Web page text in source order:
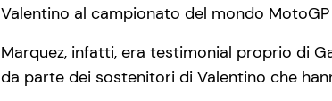
Valentino al campionato del mondo MotoGP
Marquez, infatti, era testimonial proprio di
da parte dei sostenitori di Valentino che